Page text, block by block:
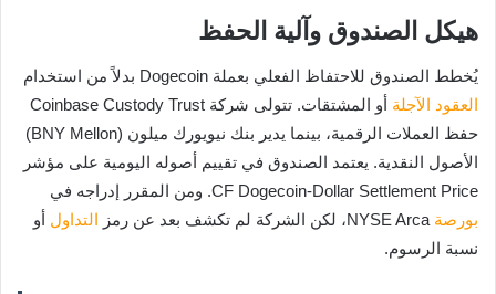
هيكل الصندوق وآلية الحفظ
يُخطط الصندوق للاحتفاظ الفعلي بعملة Dogecoin بدلاً من استخدام
العقود الآجلة
أو المشتقات. تتولى شركة Coinbase Custody Trust
حفظ العملات الرقمية، بينما يدير بنك نيويورك ميلون (BNY Mellon)
الأصول النقدية. يعتمد الصندوق في تقييم أصوله اليومية على مؤشر
CF Dogecoin-Dollar Settlement Price. ومن المقرر إدراجه في
بورصة
التداول أو
نسبة الرسوم.